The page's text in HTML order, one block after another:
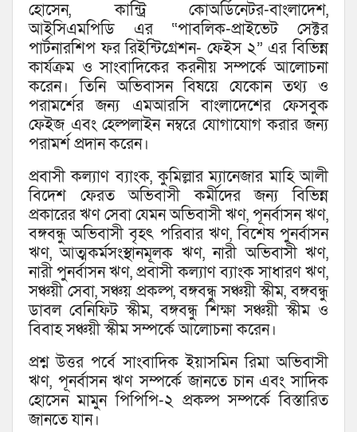
হোসেন, কান্ট্রি কোঅর্ডিনেটর-বাংলাদেশ,
আইসিএমপিডি এর “পাবলিক-প্রাইভেট সেক্টর
পার্টনারশিপ ফর রিইন্টিগ্রেশন- ফেইস ২” এর বিভিন্ন
কার্যক্রম ও সাংবাদিকের করনীয় সম্পর্কে আলোচনা
করেন। তিনি অভিবাসন বিষয়ে যেকোন তথ্য ও
পরামর্শের জন্য এমআরসি বাংলাদেশের ফেসবুক
ফেইজ এবং হেল্পলাইন নম্বরে যোগাযোগ করার জন্য
পরামর্শ প্রদান করেন।
প্রবাসী কল্যাণ ব্যাংক, কুমিল্লার ম্যানেজার মাহি আলী
বিদেশ ফেরত অভিবাসী কর্মীদের জন্য বিভিন্ন
প্রকারের ঋণ সেবা যেমন অভিবাসী ঋণ, পূনর্বাসন ঋণ,
বঙ্গবন্ধু অভিবাসী বৃহৎ পরিবার ঋণ, বিশেষ পুনর্বাসন
ঋণ, আত্মকর্মসংস্থানমূলক ঋণ, নারী অভিবাসী ঋণ,
নারী পুনর্বাসন ঋণ, প্রবাসী কল্যাণ ব্যাংক সাধারণ ঋণ,
সঞ্চয়ী সেবা, সঞ্চয় প্রকল্প, বঙ্গবন্ধু সঞ্চয়ী স্কীম, বঙ্গবন্ধু
ডাবল বেনিফিট স্কীম, বঙ্গবন্ধু শিক্ষা সঞ্চয়ী স্কীম ও
বিবাহ সঞ্চয়ী স্কীম সম্পর্কে আলোচনা করেন।
প্রশ্ন উত্তর পর্বে সাংবাদিক ইয়াসমিন রিমা অভিবাসী
ঋণ, পূনর্বাসন ঋণ সম্পর্কে জানতে চান এবং সাদিক
হোসেন মামুন পিপিপি-২ প্রকল্প সম্পর্কে বিস্তারিত
জানতে যান।